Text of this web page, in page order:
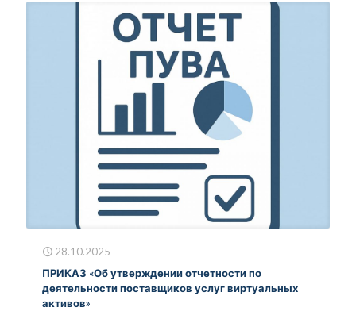
28.10.2025
ПРИКАЗ «Об утверждении отчетности по
деятельности поставщиков услуг виртуальных
активов»